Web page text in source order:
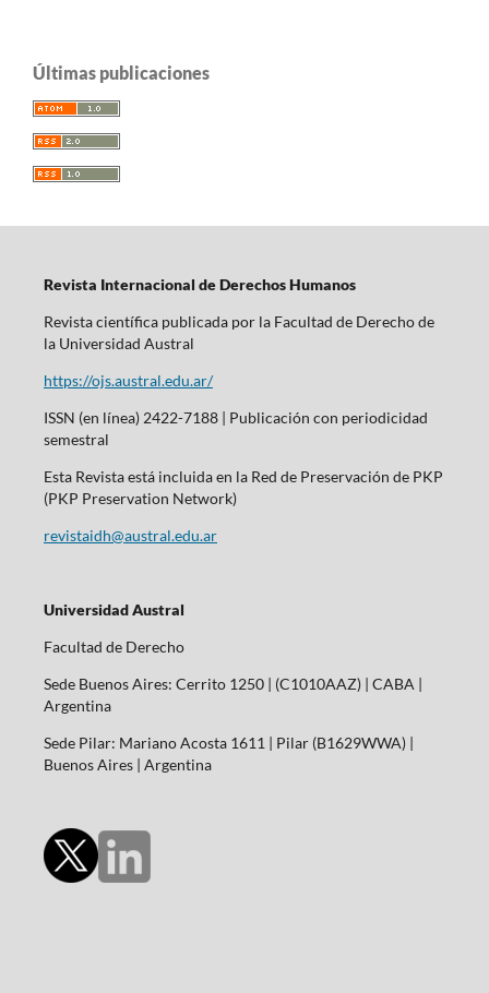
Últimas publicaciones
Revista Internacional de Derechos Humanos
Revista científica publicada por la Facultad de Derecho de
la Universidad Austral
https://ojs.austral.edu.ar/
ISSN (en línea) 2422-7188 | Publicación con periodicidad
semestral
Esta Revista está incluida en la Red de Preservación de PKP
(PKP Preservation Network)
revistaidh@austral.edu.ar
Universidad Austral
Facultad de Derecho
Sede Buenos Aires: Cerrito 1250 | (C1010AAZ) | CABA |
Argentina
Sede Pilar: Mariano Acosta 1611 | Pilar (B1629WWA) |
Buenos Aires | Argentina